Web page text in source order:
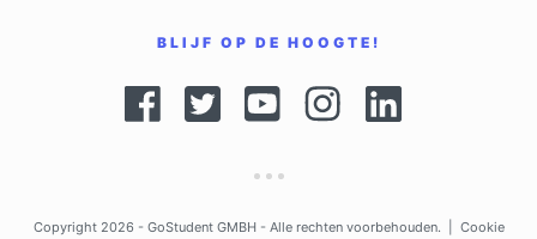
BLIJF OP DE HOOGTE!
Copyright 2026 - GoStudent GMBH- Alle rechten voorbehouden.
Cookie